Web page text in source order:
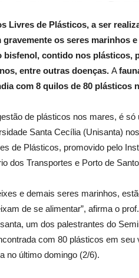
Livres de Plásticos, a ser
os seres marinhos
bisfenol, contido nos plásticos,
entre outras doenças. A
com 8 quilos de 80 plásticos
de plásticos nos mares, é
Santa Cecília (Unisanta)
de Plásticos, promovido pelo
dos Transportes e Porto de
e demais seres marinhos,
de se alimentar”, afirma o
um dos palestrantes do
com 80 plásticos em
no último domingo (2/6).